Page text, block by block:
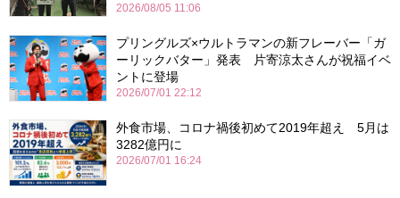
2026/08/05 11:06
プリングルズ×ウルトラマンの新フレーバー「ガ
ーリックバター」発表 片寄涼太さんが祝福イベ
ントに登場
2026/07/01 22:12
外食市場、コロナ禍後初めて2019年超え 5月は
3282億円に
2026/07/01 16:24